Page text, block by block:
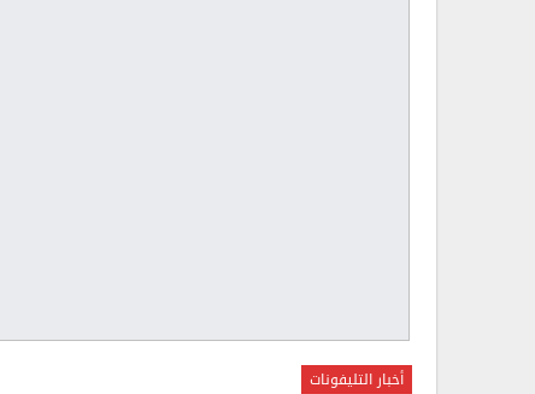
أخبار التليفونات